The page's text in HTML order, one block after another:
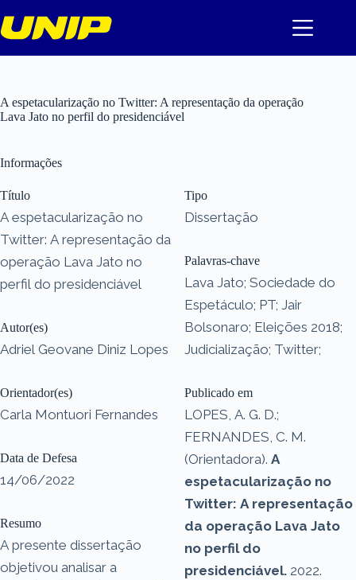
para
o
A espetacularização no Twitter: A representação da operação
Lava Jato no perfil do presidenciável
Informações
Título
A espetacularização no
Twitter: A representação da
operação Lava Jato no
perfil do presidenciável
Autor(es)
Adriel Geovane Diniz Lopes
Orientador(es)
Carla Montuori Fernandes
Data de Defesa
14/06/2022
Resumo
A presente dissertação
objetivou analisar a
Tipo
Dissertação
Palavras-chave
Lava Jato; Sociedade do
Espetáculo; PT; Jair
Bolsonaro; Eleições 2018;
Judicialização; Twitter;
Publicado em
LOPES, A. G. D.;
FERNANDES, C. M.
(Orientadora). A
espetacularização no
Twitter: A representação
da operação Lava Jato
no perfil do
presidenciável. 2022.